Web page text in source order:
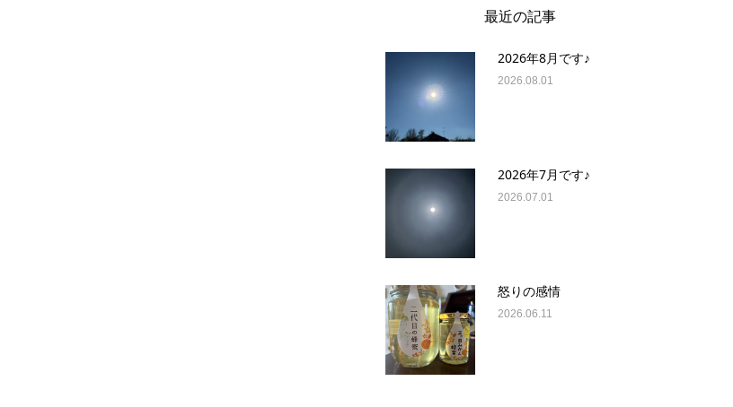
最近の記事
2026年8月です♪
2026.08.01
2026年7月です♪
2026.07.01
怒りの感情
2026.06.11